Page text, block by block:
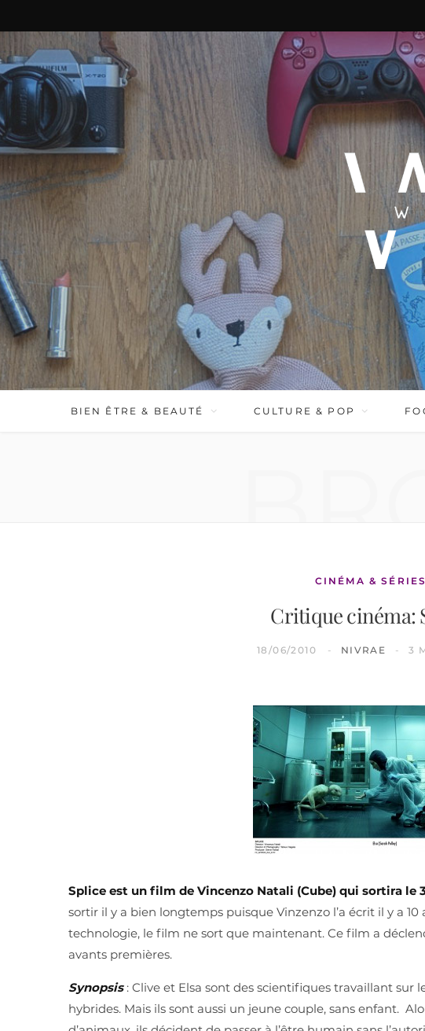
BIEN ÊTRE & BEAUTÉ CULTURE & POP
CINÉMA & SÉRIES
Critique cinéma:
18/06/2010 NIVRAE 3
Splice est un film de Vincenzo Natali (Cube) qui sortira le
sortir il y a bien longtemps puisque Vinzenzo l’a écrit il y a
technologie, le film ne sort que maintenant. Ce film a
avants premières.
Synopsis: Clive et Elsa sont des scientifiques travaillant sur
hybrides. Mais ils sont aussi un jeune couple, sans enfant.